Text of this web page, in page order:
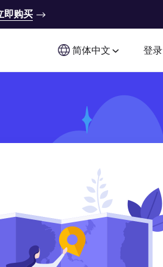
即购买
简体中文 登录